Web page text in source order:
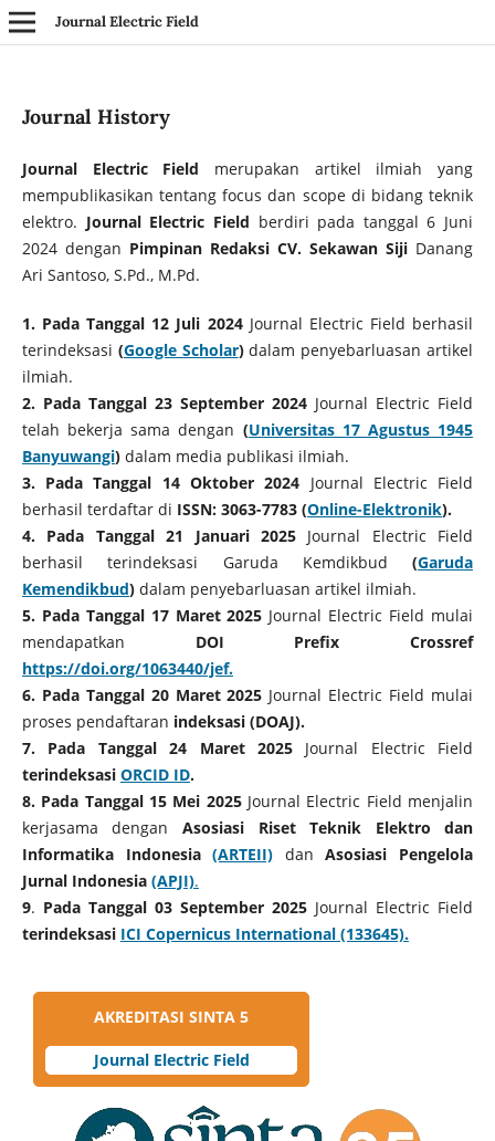
Journal Electric Field
Journal History
Journal Electric Field merupakan artikel ilmiah yang
mempublikasikan tentang focus dan scope di bidang teknik
elektro. Journal Electric Field berdiri pada tanggal 6 Juni
2024 dengan Pimpinan Redaksi CV. Sekawan Siji Danang
Ari Santoso, S.Pd., M.Pd.
1. Pada Tanggal 12 Juli 2024 Journal Electric Field berhasil
terindeksasi (Google Scholar)dalam penyebarluasan artikel
ilmiah.
2. Pada Tanggal 23 September 2024 Journal Electric Field
telah bekerja sama dengan (Universitas 17 Agustus 1945
Banyuwangi)dalam media publikasi ilmiah.
3. Pada Tanggal 14 Oktober 2024 Journal Electric Field
berhasil terdaftar di ISSN: 3063-7783 (Online-Elektronik).
4. Pada Tanggal 21 Januari 2025 Journal Electric Field
berhasil terindeksasi Garuda Kemdikbud(Garuda
Kemendikbud) dalam penyebarluasan artikel ilmiah.
5. Pada Tanggal 17 Maret 2025 Journal Electric Field mulai
mendapatkan DOI Prefix
Crossref
https://doi.org/1063440/jef.
6. Pada Tanggal 20 Maret 2025 Journal Electric Field mulai
proses pendaftaran indeksasi (DOAJ).
7. Pada Tanggal 24 Maret 2025 Journal Electric Field
terindeksasi ORCID ID.
8. Pada Tanggal 15 Mei 2025Journal Electric Field menjalin
kerjasama dengan Asosiasi Riset Teknik Elektro dan
Informatika Indonesia(ARTEII) danAsosiasi Pengelola
Jurnal Indonesia (APJI).
9. Pada Tanggal 03 September 2025 Journal Electric Field
terindeksasi ICI Copernicus International (133645).
AKREDITASI SINTA 5
Journal Electric Field